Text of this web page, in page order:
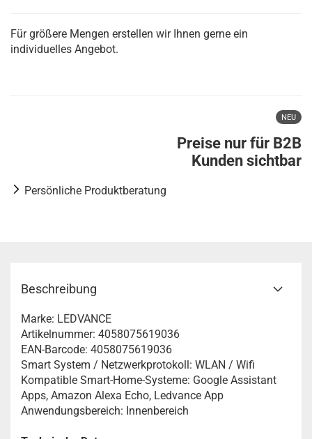
Für größere Mengen erstellen wir Ihnen gerne ein
individuelles Angebot.
NEU
Preise nur für B2B
Kunden sichtbar
Persönliche Produktberatung
Beschreibung
Marke: LEDVANCE
Artikelnummer: 4058075619036
EAN-Barcode: 4058075619036
Smart System / Netzwerkprotokoll: WLAN / Wifi
Kompatible Smart-Home-Systeme: Google Assistant
Apps, Amazon Alexa Echo, Ledvance App
Anwendungsbereich: Innenbereich